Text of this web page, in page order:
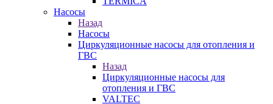
Насосы
Назад
Насосы
Циркуляционные насосы для отопления и
ГВС
Назад
Циркуляционные насосы для
отопления и ГВС
VALTEC